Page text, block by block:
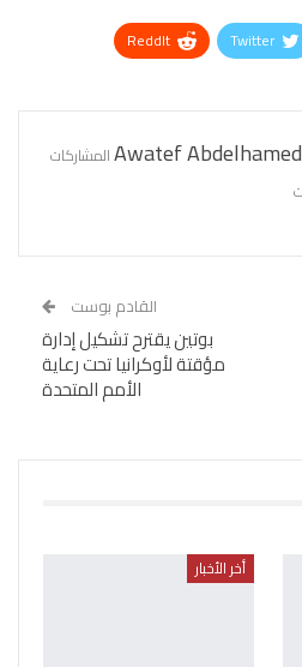
Twitter
ReddIt
Awatef Abdelhamed
القادم بوست
بوتين يقترح تشكيل إدارة
مؤقتة لأوكرانيا تحت رعاية
الأمم المتحدة
أخر الأخبار